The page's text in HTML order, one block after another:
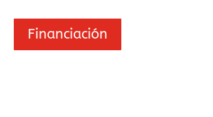
Financiación